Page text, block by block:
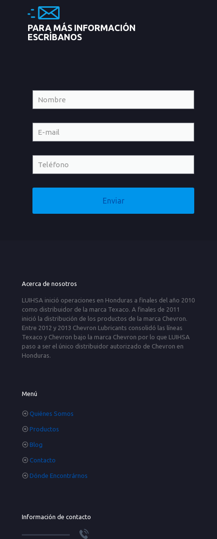
PARA MÁS INFORMACIÓN
ESCRÍBANOS
Acerca de nosotros
LUIHSA inició operaciones en Honduras a finales del año 2010
como distribuidor de la marca Texaco. A finales de 2011
inició la distribución de los productos de la marca Chevron.
Entre 2012 y 2013 Chevron Lubricants consolidó las líneas
Texaco y Chevron bajo la marca Chevron por lo que LUIHSA
paso a ser el único distribuidor autorizado de Chevron en
Honduras.
Menú
Quiénes Somos
Productos
Blog
Contacto
Dónde Encontrárnos
Información de contacto